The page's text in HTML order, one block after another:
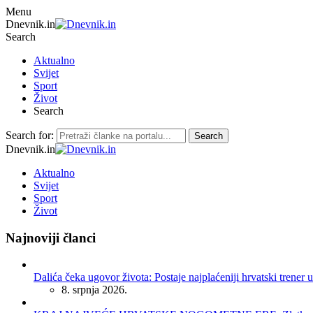
Menu
Dnevnik.in
Search
Aktualno
Svijet
Sport
Život
Search
Search for: Search
Dnevnik.in
Aktualno
Svijet
Sport
Život
Najnoviji članci
Dalića čeka ugovor života: Postaje najplaćeniji hrvatski trener
8. srpnja 2026.